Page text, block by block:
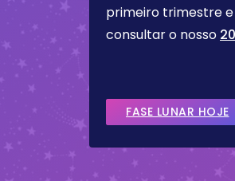
primeiro trimestre
consultar o nosso
FASE LUNAR HOJE